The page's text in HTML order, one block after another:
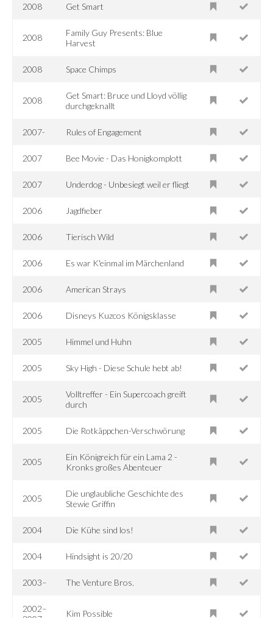
2008 Get Smart
2008
Family Guy Presents: Blue
Harvest
2008 Space Chimps
2008
Get Smart: Bruce und Lloyd völlig
durchgeknallt
2007- Rules of Engagement
2007 Bee Movie - Das Honigkomplott
2007 Underdog - Unbesiegt weil er fliegt
2006 Jagdfieber
2006 Tierisch Wild
2006 Es war K'einmal im Märchenland
2006 American Strays
2006 Disneys Kuzcos Königsklasse
2005 Himmel und Huhn
2005 Sky High - Diese Schule hebt ab!
2005
Volltreffer - Ein Supercoach greift
durch
2005 Die Rotkäppchen-Verschwörung
2005
Ein Königreich für ein Lama 2 -
Kronks großes Abenteuer
2005
Die unglaubliche Geschichte des
Stewie Griffin
2004 Die Kühe sind los!
2004 Hindsight is 20/20
2003– The Venture Bros.
2002–
Kim Possible